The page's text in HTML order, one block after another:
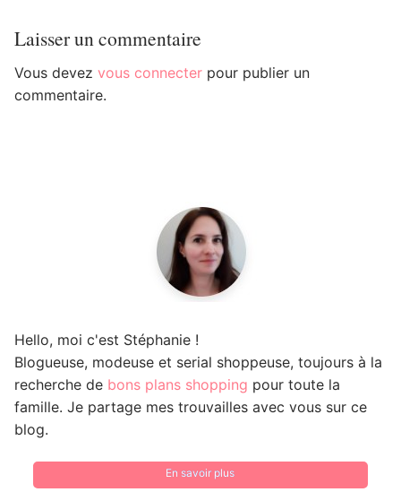
Laisser un commentaire
Vous devez vous connecter pour publier un
commentaire.
Hello, moi c'est Stéphanie !
Blogueuse, modeuse et serial shoppeuse, toujours à la
recherche de bons plans shopping pour toute la
famille. Je partage mes trouvailles avec vous sur ce
blog.
En savoir plus